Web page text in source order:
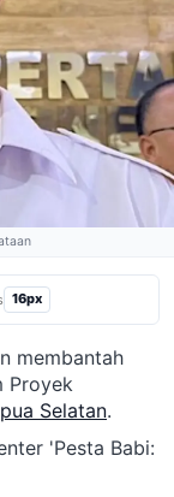
16px
membantah
Proyek
Selatan.
'Pesta Babi: